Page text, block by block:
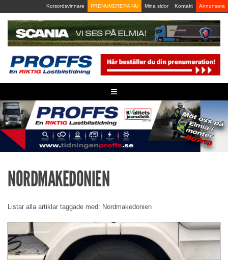
to
content
Korsordsvinnare PRENUMERERA NU Mina sidor Kontakt Annonsera
≡
NORDMAKEDONIEN
Listar alla artiklar taggade med: Nordmakedonien